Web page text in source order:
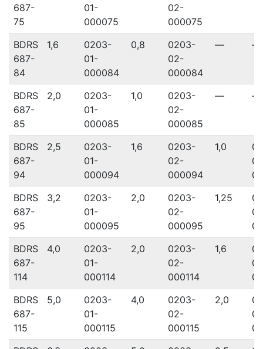
687-
75
01-
000075
02-
000075
BDRS
687-
84
1,6
0203-
01-
000084
0,8
0203-
02-
000084
— —
BDRS
687-
85
2,0
0203-
01-
000085
1,0
0203-
02-
000085
— —
BDRS
687-
94
2,5
0203-
01-
000094
1,6
0203-
02-
000094
1,0
BDRS
687-
95
3,2
0203-
01-
000095
2,0
0203-
02-
000095
1,25
BDRS
687-
114
4,0
0203-
01-
000114
2,0
0203-
02-
000114
1,6
BDRS
687-
115
5,0
0203-
01-
000115
4,0
0203-
02-
000115
2,0